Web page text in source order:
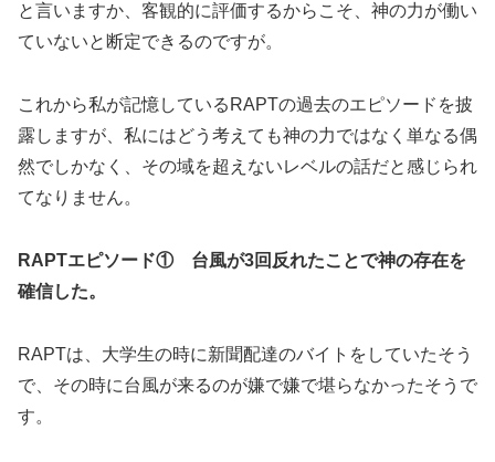
と言いますか、客観的に評価するからこそ、神の力が働い
ていないと断定できるのですが。
これから私が記憶しているRAPTの過去のエピソードを披
露しますが、私にはどう考えても神の力ではなく単なる偶
然でしかなく、その域を超えないレベルの話だと感じられ
てなりません。
RAPTエピソード① 台風が3回反れたことで神の存在を
確信した。
RAPTは、大学生の時に新聞配達のバイトをしていたそう
で、その時に台風が来るのが嫌で嫌で堪らなかったそうで
す。